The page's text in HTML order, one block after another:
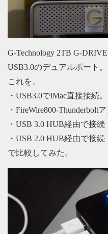
G-Technology 2TB G-
USB3.0のデュアルポート。
これを、
・USB3.0でiMac直接接続。
・FireWire800-Thunderbolt
・USB 3.0 HUB経由で接続
・USB 2.0 HUB経由で接続
で比較してみた。